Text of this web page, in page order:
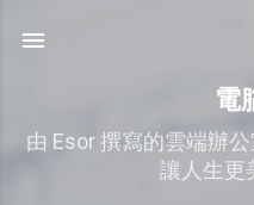
電
由 Esor 撰寫的雲端辦
讓人生更